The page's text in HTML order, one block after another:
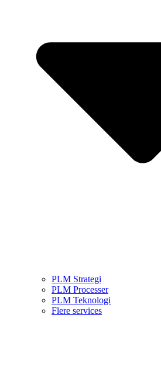
PLM Strategi
PLM Processer
PLM Teknologi
Flere services